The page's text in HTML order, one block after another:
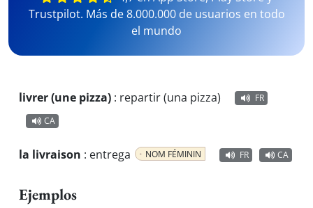
Trustpilot. Más de 8.000.000 de usuarios en todo
el mundo
livrer (une pizza) : repartir (una pizza)
FR
CA
la livraison : entrega NOM FÉMININ FR CA
Ejemplos